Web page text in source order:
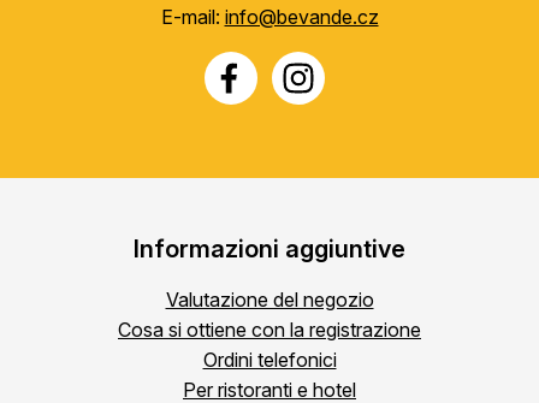
E-mail: info@bevande.cz
Informazioni aggiuntive
Valutazione del negozio
Cosa si ottiene con la registrazione
Ordini telefonici
Per ristoranti e hotel